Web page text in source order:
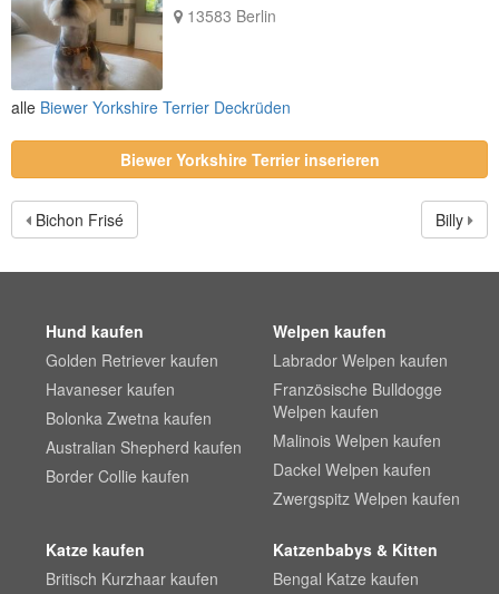
13583 Berlin
alle Biewer Yorkshire Terrier Deckrüden
Biewer Yorkshire Terrier inserieren
Bichon Frisé Billy
Hund kaufen
Golden Retriever kaufen
Havaneser kaufen
Bolonka Zwetna kaufen
Australian Shepherd kaufen
Border Collie kaufen
Welpen kaufen
Labrador Welpen kaufen
Französische Bulldogge
Welpen kaufen
Malinois Welpen kaufen
Dackel Welpen kaufen
Zwergspitz Welpen kaufen
Katze kaufen
Britisch Kurzhaar kaufen
Katzenbabys & Kitten
Bengal Katze kaufen